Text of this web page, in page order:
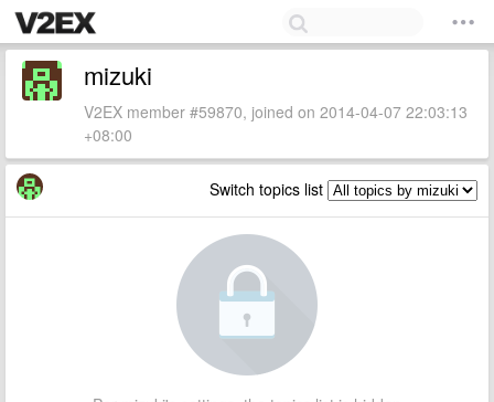
mizuki
V2EX member #59870, joined on 2014-04-07 22:03:13
+08:00
Switch topics list